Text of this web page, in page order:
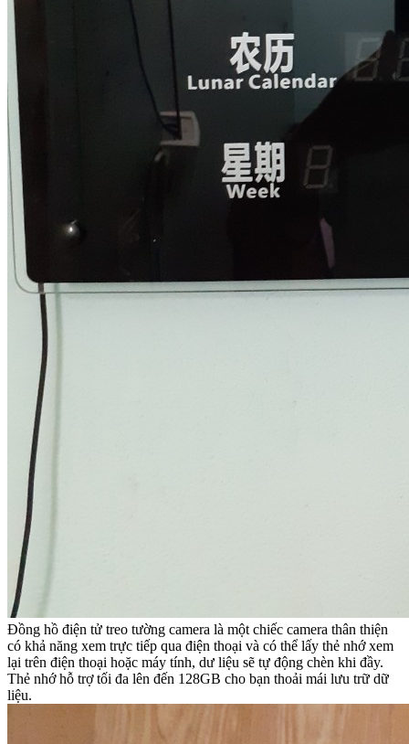
Đồng hồ điện tử treo tường camera là một chiếc camera thân thiện
có khả năng xem trực tiếp qua điện thoại và có thể lấy thẻ nhớ xem
lại trên điện thoại hoặc máy tính, dư liệu sẽ tự động chèn khi đầy.
Thẻ nhớ hỗ trợ tối đa lên đến 128GB cho bạn thoải mái lưu trữ dữ
liệu.